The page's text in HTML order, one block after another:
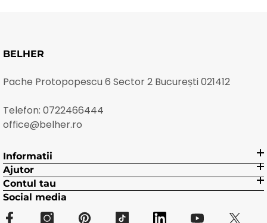
BELHER
Pache Protopopescu 6 Sector 2 București 021412
Telefon: 0722466444
office@belher.ro
Informatii
Ajutor
Contul tau
Social media